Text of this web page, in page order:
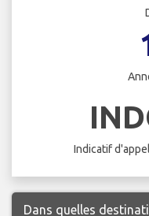
Indicatif
Dans quelles